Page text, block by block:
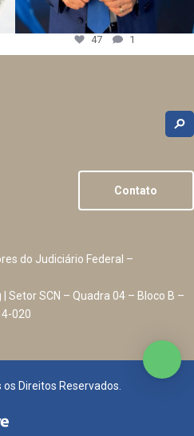
47 1
Contato
do Judiciário Federal –
Setor SCN – Quadra 04 – Bloco B –
020
Direitos Reservados.